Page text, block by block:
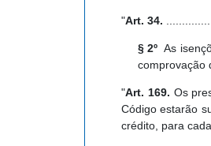
"Art. 34.
§ 2º As
comprovação
"Art. 169. Os
Código estarão
crédito, para